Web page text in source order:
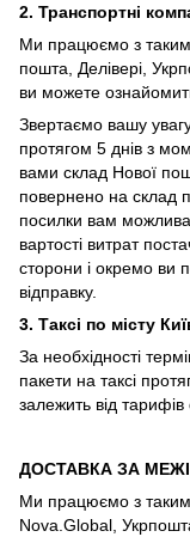
2. Транспортні
Ми працюємо з
пошта, Делівері,
ви можете
Звертаємо вашу
протягом 5 днів з
вами склад Нової
повернено на склад
посилки вам
вартості витрат
сторони і окремо ви
відправку.
3. Таксі по місту
За необхідності
пакети на таксі
залежить від тарифів
ДОСТАВКА ЗА МЕЖІ
Ми працюємо з
Nova.Global,